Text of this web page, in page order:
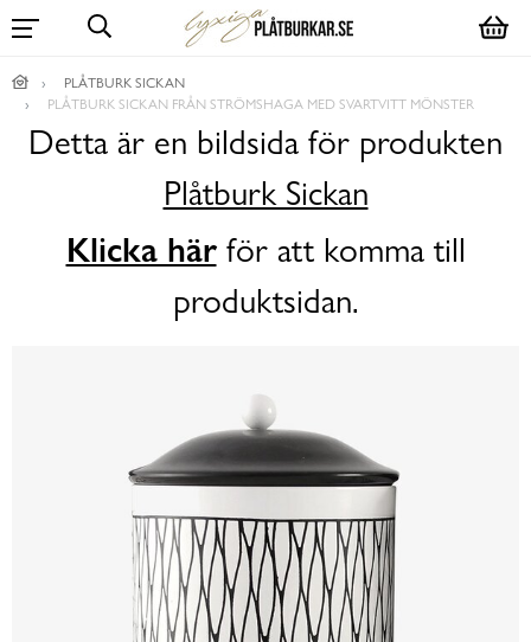
PLÅTBURK SICKAN
PLÅTBURK SICKAN FRÅN STRÖMSHAGA MED SVARTVITT MÖNSTER
Detta är en bildsida för produkten
Plåtburk Sickan
Klicka härför att komma till
produktsidan.